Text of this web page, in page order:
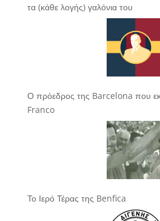
τα (κάθε λογής) γαλόνια του
Ο πρόεδρος της Barcelona που
Franco
Το Ιερό Τέρας της Benfica